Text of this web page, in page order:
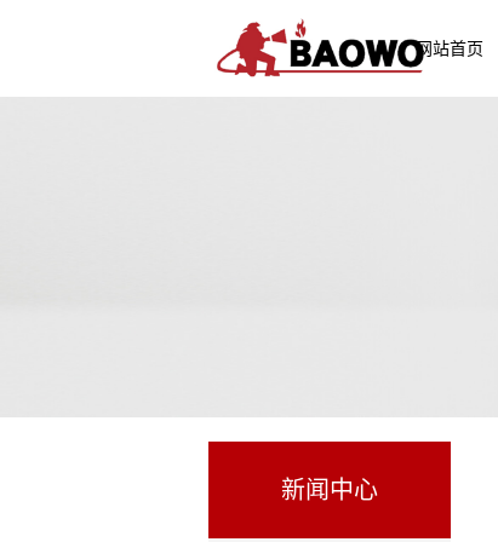
网站首页
新闻中心